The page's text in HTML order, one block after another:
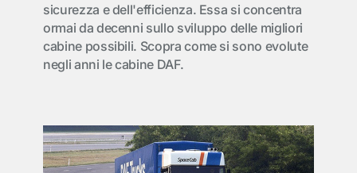
sicurezza e dell'efficienza. Essa si concentra
ormai da decenni sullo sviluppo delle migliori
cabine possibili. Scopra come si sono evolute
negli anni le cabine DAF.